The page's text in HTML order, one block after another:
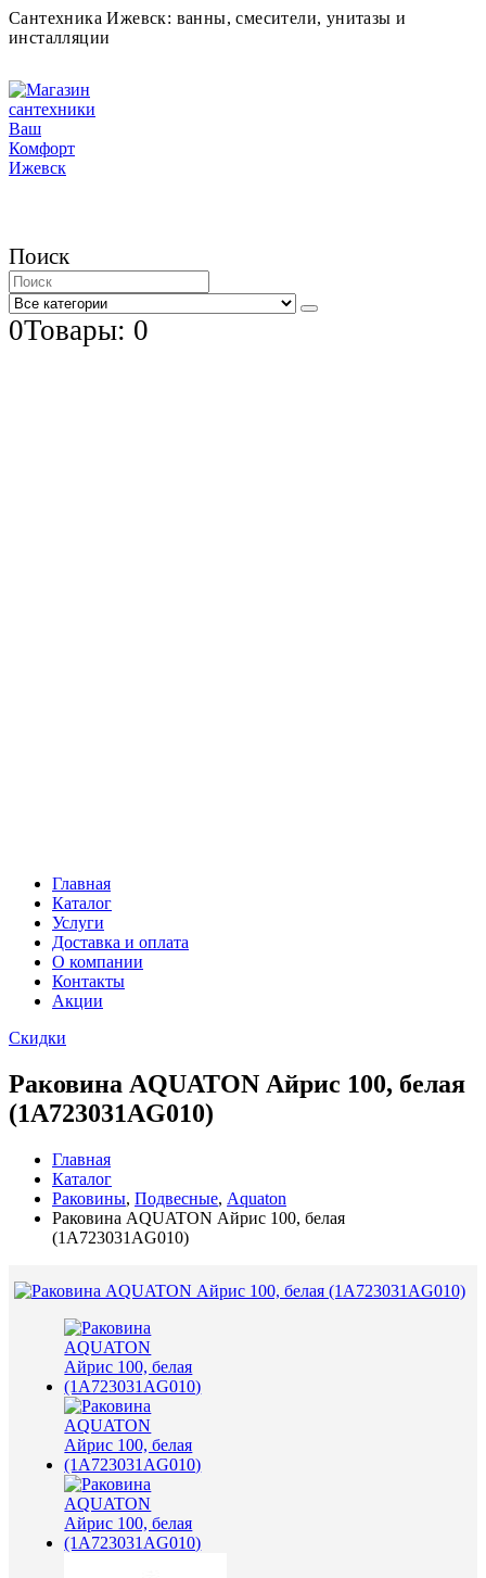
Сантехника Ижевск: ванны, смесители, унитазы и
инсталляции
Поиск
0Товары: 0
Главная
Каталог
Услуги
Доставка и оплата
О компании
Контакты
Акции
Скидки
Раковина AQUATON Айрис 100, белая
(1A723031AG010)
Главная
Каталог
Раковины, Подвесные, Aquaton
Раковина AQUATON Айрис 100, белая
(1A723031AG010)